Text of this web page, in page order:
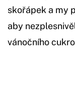
skořápek a my
aby
vánočního